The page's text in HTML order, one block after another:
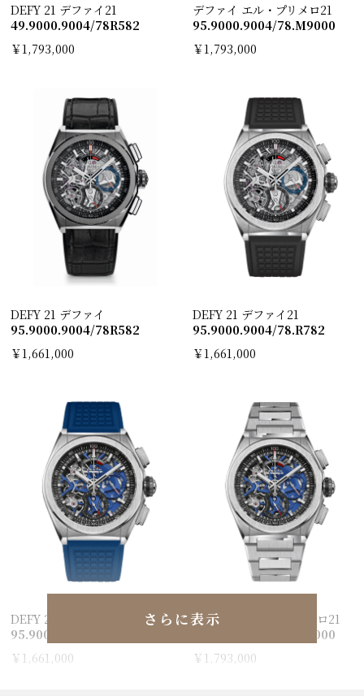
DEFY 21 デファイ21
49.9000.9004/78R582
￥1,793,000
デファイ エル・プリメロ21
95.9000.9004/78.M9000
￥1,793,000
DEFY 21 デファイ
95.9000.9004/78R582
￥1,661,000
DEFY 21 デファイ21
95.9000.9004/78.R782
￥1,661,000
DEFY 21 デファイ21
95.9002.9004/78.R590
￥1,661,000
デファイ エル・プリメロ21
95.9002.9004/78.M9000
￥1,793,000
さらに表示